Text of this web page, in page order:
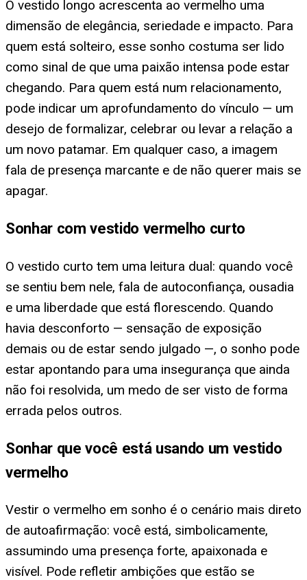
O vestido longo acrescenta ao vermelho uma
dimensão de elegância, seriedade e impacto. Para
quem está solteiro, esse sonho costuma ser lido
como sinal de que uma paixão intensa pode estar
chegando. Para quem está num relacionamento,
pode indicar um aprofundamento do vínculo — um
desejo de formalizar, celebrar ou levar a relação a
um novo patamar. Em qualquer caso, a imagem
fala de presença marcante e de não querer mais se
apagar.
Sonhar com vestido vermelho curto
O vestido curto tem uma leitura dual: quando você
se sentiu bem nele, fala de autoconfiança, ousadia
e uma liberdade que está florescendo. Quando
havia desconforto — sensação de exposição
demais ou de estar sendo julgado —, o sonho pode
estar apontando para uma insegurança que ainda
não foi resolvida, um medo de ser visto de forma
errada pelos outros.
Sonhar que você está usando um vestido
vermelho
Vestir o vermelho em sonho é o cenário mais direto
de autoafirmação: você está, simbolicamente,
assumindo uma presença forte, apaixonada e
visível. Pode refletir ambições que estão se